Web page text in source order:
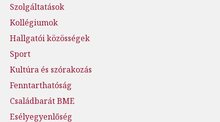
Szolgáltatások
Kollégiumok
Hallgatói közösségek
Sport
Kultúra és szórakozás
Fenntarthatóság
Családbarát BME
Esélyegyenlőség